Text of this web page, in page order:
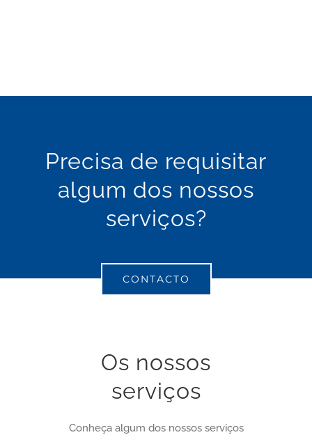
Precisa de requisitar
algum dos nossos
serviços?
CONTACTO
Os nossos
serviços
Conheça algum dos nossos serviços